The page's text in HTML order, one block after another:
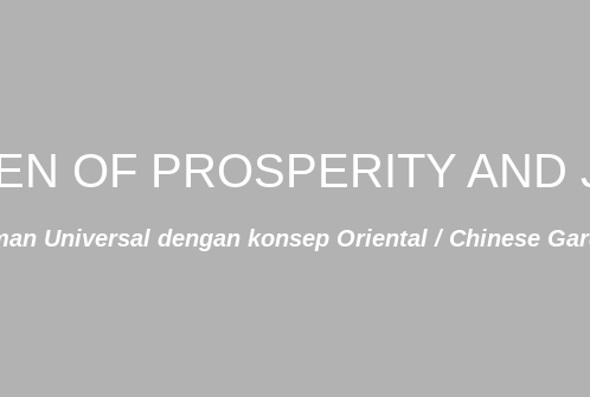
OF PROSPERITY AND
Universal dengan konsep Oriental / Chinese